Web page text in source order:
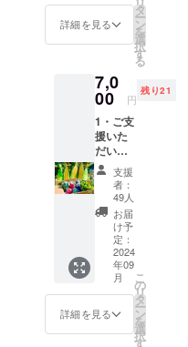
を取得
準備中
ご了承
下さい
昨年の
同様の
栽培方
法の
為、検
品作業
によ
り、穂
先の毛
を切っ
ている
場合が
ありま
了承下
さい
地:日本
・サイ
量 1㎏
方法:常
温 こち
らのリ
ターン
は前年
同様、
有機認
証のニ
ンニク
になり
ます
し方法:
クール
北海道
産 サ
ラダ
ピーマ
ン 茄
子
きゅう
り
セット
・原産
国／産
地:日本
・サイ
ズ/重量:
サラダ
ピーマ
ン(1㎏)
援いた
だいた
大切な
支援者
に御礼
のメー
ル 2・
北海道
産 高糖
度フ
ルーツ
コーン
(10本入
り) 糖度
18度〜
20度 生
でも食
べられ
る とう
もろこ
し(フ
詳細を見る
タ
ー
ン
を
選
択
す
る
7,0
00 円
残り21
1・ご支
援いた
だいた
大切な
支援者
の方々
に御礼
のメー
北海道
菜セッ
ト (例)
とうも
ろこし
(3本〜5
支援
者：
49人
お届
け予
定：
2024
年09
月
詳細を見る
こ
の
リ
タ
ー
ン
を
選
択
す